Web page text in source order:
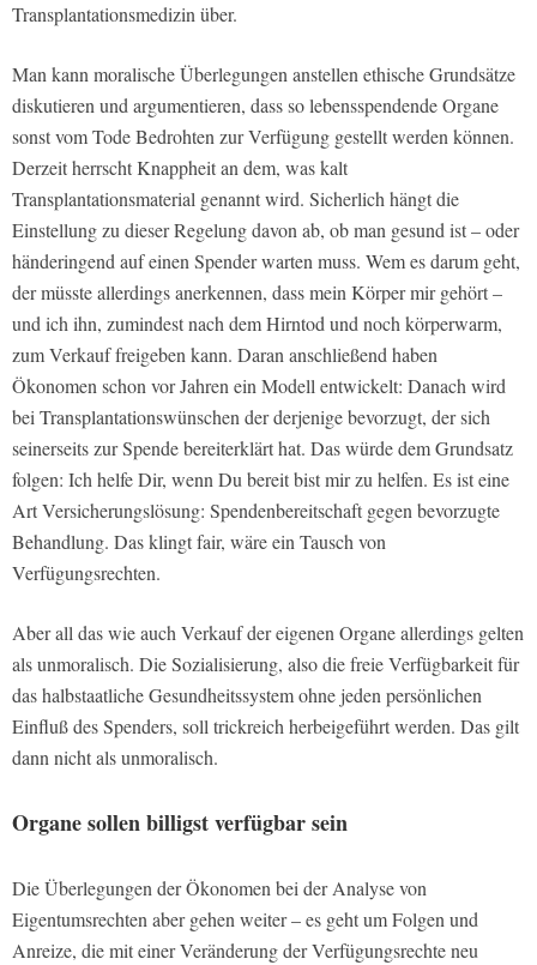
Transplantationsmedizin über.
Man kann moralische Überlegungen anstellen ethische Grundsätze
diskutieren und argumentieren, dass so lebensspendende Organe
sonst vom Tode Bedrohten zur Verfügung gestellt werden können.
Derzeit herrscht Knappheit an dem, was kalt
Transplantationsmaterial genannt wird. Sicherlich hängt die
Einstellung zu dieser Regelung davon ab, ob man gesund ist – oder
händeringend auf einen Spender warten muss. Wem es darum geht,
der müsste allerdings anerkennen, dass mein Körper mir gehört –
und ich ihn, zumindest nach dem Hirntod und noch körperwarm,
zum Verkauf freigeben kann. Daran anschließend haben
Ökonomen schon vor Jahren ein Modell entwickelt: Danach wird
bei Transplantationswünschen der derjenige bevorzugt, der sich
seinerseits zur Spende bereiterklärt hat. Das würde dem Grundsatz
folgen: Ich helfe Dir, wenn Du bereit bist mir zu helfen. Es ist eine
Art Versicherungslösung: Spendenbereitschaft gegen bevorzugte
Behandlung. Das klingt fair, wäre ein Tausch von
Verfügungsrechten.
Aber all das wie auch Verkauf der eigenen Organe allerdings gelten
als unmoralisch. Die Sozialisierung, also die freie Verfügbarkeit für
das halbstaatliche Gesundheitssystem ohne jeden persönlichen
Einfluß des Spenders, soll trickreich herbeigeführt werden. Das gilt
dann nicht als unmoralisch.
Organe sollen billigst verfügbar sein
Die Überlegungen der Ökonomen bei der Analyse von
Eigentumsrechten aber gehen weiter – es geht um Folgen und
Anreize, die mit einer Veränderung der Verfügungsrechte neu